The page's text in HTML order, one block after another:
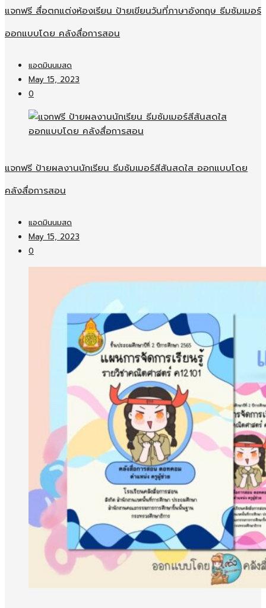
แจกฟรี สื่อตกแต่งห้องเรียน ป้ายเขียนวันที่ภาษาอังกฤษ ธีมซัมเมอร์
ออกแบบโดย คลังสื่อการสอน
แอดมินนมสด
May 15, 2023
0
แจกฟรี ป้ายผลงานนักเรียน ธีมซัมเมอร์สีสันสดใส ออกแบบโดย
คลังสื่อการสอน
แอดมินนมสด
May 15, 2023
0